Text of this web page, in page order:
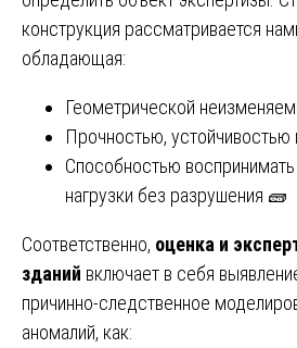
конструкция рассматривается
обладающая:
Геометрической
Прочностью,
Способностью
нагрузки без разрушения 🧱
Соответственно, оценка и
зданий включает в себя
причинно-следственное
аномалий, как: